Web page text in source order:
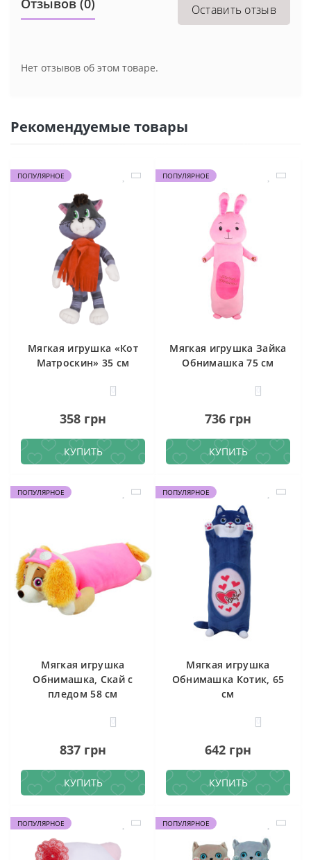
Отзывов (0) Оставить отзыв
Нет отзывов об этом товаре.
Рекомендуемые товары
ПОПУЛЯРНОЕ
Мягкая игрушка «Кот
Матроскин» 35 см
0
358 грн
КУПИТЬ
ПОПУЛЯРНОЕ
Мягкая игрушка Зайка
Обнимашка 75 см
0
736 грн
КУПИТЬ
ПОПУЛЯРНОЕ
Мягкая игрушка
Обнимашка, Скай с
пледом 58 см
0
837 грн
КУПИТЬ
ПОПУЛЯРНОЕ
Мягкая игрушка
Обнимашка Котик, 65
см
0
642 грн
КУПИТЬ
ПОПУЛЯРНОЕ ПОПУЛЯРНОЕ